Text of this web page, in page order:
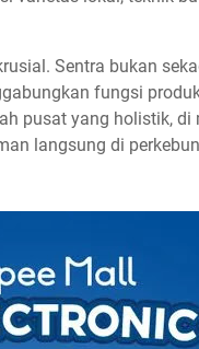
Sentra bukan
fungsi
pusat yang holistik,
langsung di